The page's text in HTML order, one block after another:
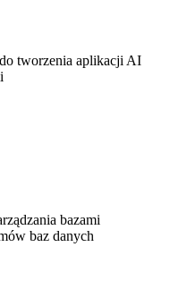
tworzenia aplikacji AI
bazami
baz danych